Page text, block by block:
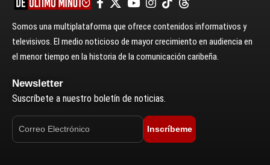
Somos una multiplataforma que ofrece contenidos informativos y
televisivos. El medio noticioso de mayor crecimiento en audiencia en
el menor tiempo en la historia de la comunicación caribeña.
Newsletter
Suscríbete a nuestro boletín de noticias.
Inscríbeme